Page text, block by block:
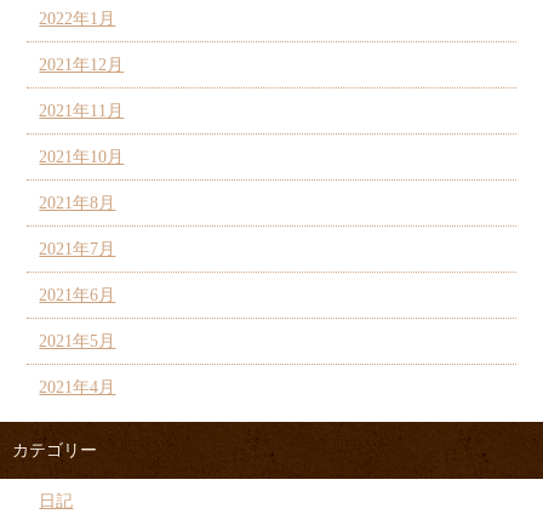
2022年1月
2021年12月
2021年11月
2021年10月
2021年8月
2021年7月
2021年6月
2021年5月
2021年4月
カテゴリー
日記